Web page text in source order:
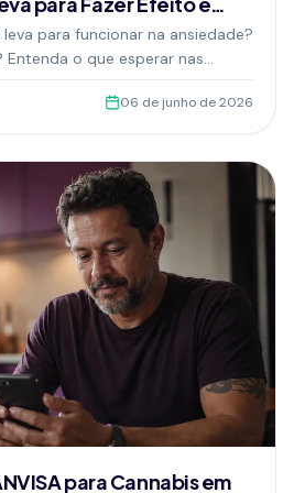
para funcionar na ansiedade?
o que esperar nas
06 de junho de 2026
para Cannabis em